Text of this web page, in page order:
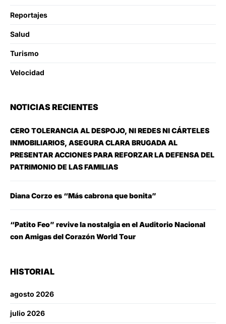
Reportajes
Salud
Turismo
Velocidad
NOTICIAS RECIENTES
CERO TOLERANCIA AL DESPOJO, NI REDES NI CÁRTELES
INMOBILIARIOS, ASEGURA CLARA BRUGADA AL
PRESENTAR ACCIONES PARA REFORZAR LA DEFENSA DEL
PATRIMONIO DE LAS FAMILIAS
Diana Corzo es “Más cabrona que bonita”
“Patito Feo” revive la nostalgia en el Auditorio Nacional
con Amigas del Corazón World Tour
HISTORIAL
agosto 2026
julio 2026